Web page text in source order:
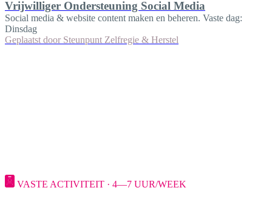
Vrijwilliger Ondersteuning Social Media
Social media & website content maken en beheren. Vaste dag:
Dinsdag
Geplaatst door Steunpunt Zelfregie & Herstel
VASTE ACTIVITEIT · 4—7 UUR/WEEK